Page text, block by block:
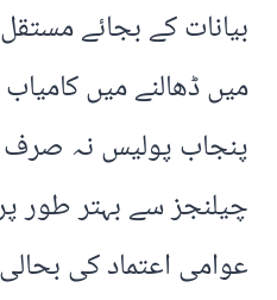
بیانات کے بجائے
میں ڈھالنے میں
پنجاب پولیس نہ صرف
چیلنجز سے بہتر طور
عوامی اعتماد کی